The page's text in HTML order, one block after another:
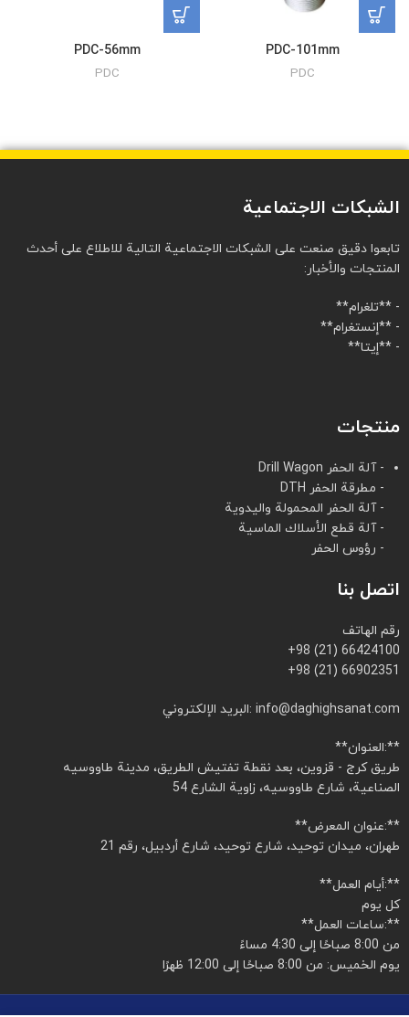
PDC-101mm
PDC
PDC-56mm
PDC
الشبكات الاجتماعية
تابعوا دقيق صنعت على الشبكات الاجتماعية التالية للاطلاع على أحدث
المنتجات والأخبار:
- **تلغرام**
- **إنستغرام**
- **إيتا**
منتجات
- آلة الحفر Drill Wagon
- مطرقة الحفر DTH
- آلة الحفر المحمولة واليدوية
- آلة قطع الأسلاك الماسية
- رؤوس الحفر
اتصل بنا
رقم الهاتف
+98 (21) 66424100
+98 (21) 66902351
البريد الإلكتروني: info@daghighsanat.com
**العنوان:**
طريق كرج - قزوين، بعد نقطة تفتيش الطريق، مدينة طاووسيه
الصناعية، شارع طاووسيه، زاوية الشارع 54
**عنوان المعرض:**
طهران، ميدان توحيد، شارع توحيد، شارع أردبيل، رقم 21
**أيام العمل:**
كل يوم
**ساعات العمل:**
من 8:00 صباحًا إلى 4:30 مساءً
يوم الخميس: من 8:00 صباحًا إلى 12:00 ظهرًا